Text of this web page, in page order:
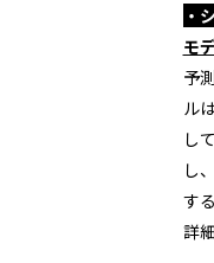
・
モ
予
ル
し
し
す
詳